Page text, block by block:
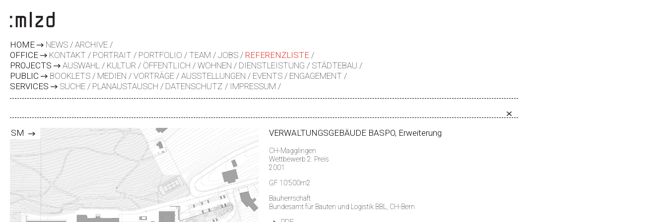
HOME NEWS
ARCHIVE
OFFICE
KONTAKT PORTRAIT PORTFOLIO TEAM JOBS
REFERENZLISTE
PROJECTS
AUSWAHL KULTUR ÖFFENTLICH WOHNEN DIENSTLEISTUNG
STÄDTEBAU
PUBLIC
BOOKLETS MEDIEN VORTRÄGE AUSSTELLUNGEN EVENTS
ENGAGEMENT
SERVICES
SUCHE PLANAUSTAUSCH DATENSCHUTZ IMPRESSUM
SM VERWALTUNGSGEBÄUDE BASPO, Erweiterung
CH-Magglingen
Wettbewerb 2. Preis
2001
GF 10’500m2
Bauherrschaft
Bundesamt für Bauten und Logistik BBL, CH-Bern